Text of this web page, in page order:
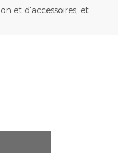
et d'accessoires, et